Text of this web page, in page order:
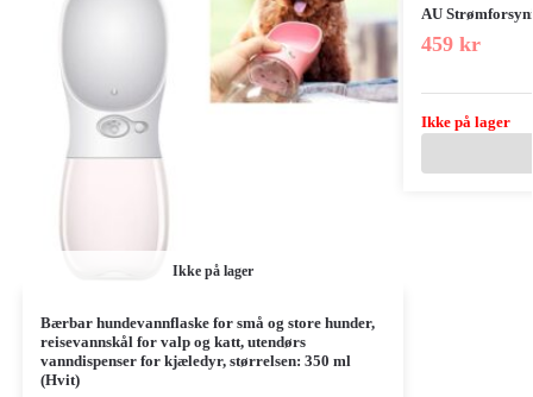
Ikke på lager
Bærbar hundevannflaske for små og store hunder,
reisevannskål for valp og katt, utendørs
vanndispenser for kjæledyr, størrelsen: 350 ml
(Hvit)
AU
459 kr
Ikke på lager